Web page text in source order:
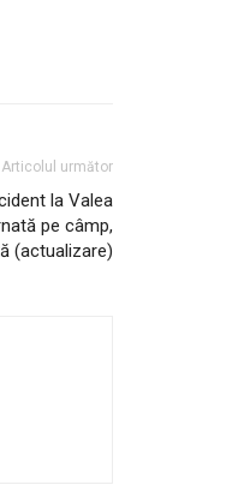
Articolul următor
la Valea
pe câmp,
(actualizare)